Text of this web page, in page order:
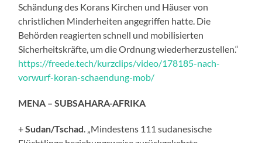
Schändung des Korans Kirchen und Häuser von
christlichen Minderheiten angegriffen hatte. Die
Behörden reagierten schnell und mobilisierten
Sicherheitskräfte, um die Ordnung wiederherzustellen.“
https://freede.tech/kurzclips/video/178185-nach-
vorwurf-koran-schaendung-mob/
MENA – SUBSAHARA-AFRIKA
+Sudan/Tschad . „Mindestens 111 sudanesische